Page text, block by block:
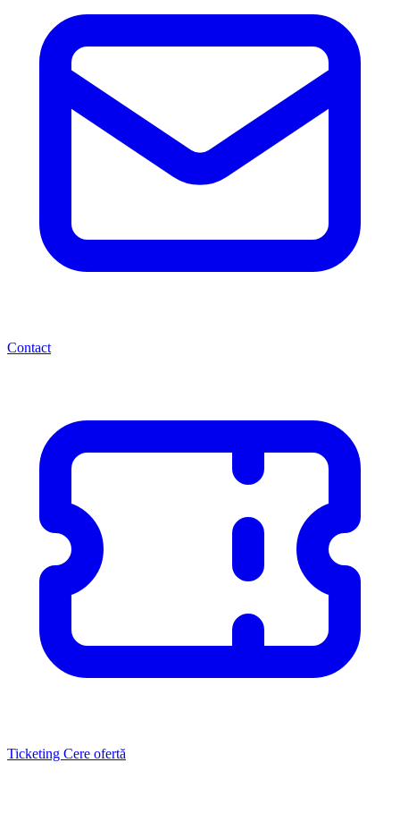
Contact
Ticketing Cere ofertă